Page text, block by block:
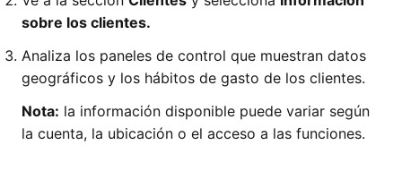
sobre los clientes.
Analiza los paneles de control que muestran datos
geográficos y los hábitos de gasto de los clientes.
Nota: la información disponible puede variar según
la cuenta, la ubicación o el acceso a las funciones.